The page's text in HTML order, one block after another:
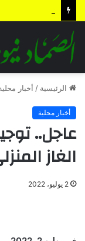
الرئيسية / أخبار
أخبار محلية
عاجل..
الغاز
2 يوليو، 2022